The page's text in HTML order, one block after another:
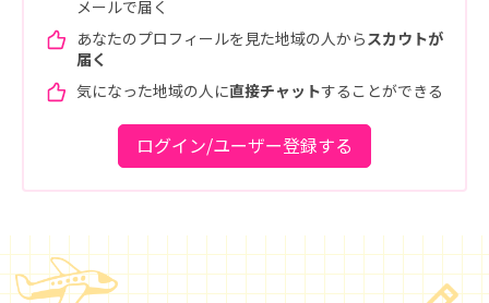
メールで届く
あなたのプロフィールを見た地域の人から スカウトが
届く
気になった地域の人に直接チャットすることができる
ログイン/ユーザー登録する